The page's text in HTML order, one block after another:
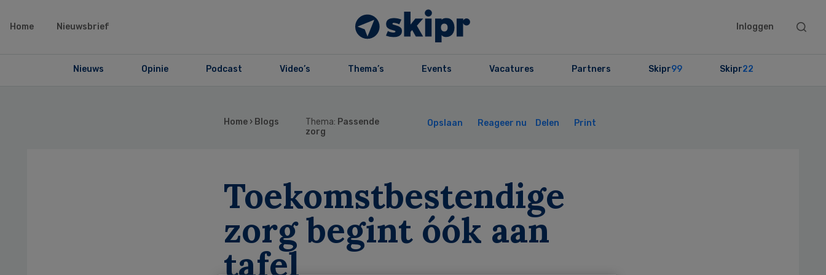
Home Nieuwsbrief Inloggen
Search
Nieuws Opinie Podcast Video’s Thema’s Events Vacatures Partners Skipr99 Skipr22
Home › Blogs Thema: Passende
zorg
Opslaan Reageer nu Delen Print
Toekomstbestendige
zorg begint óók aan
tafel